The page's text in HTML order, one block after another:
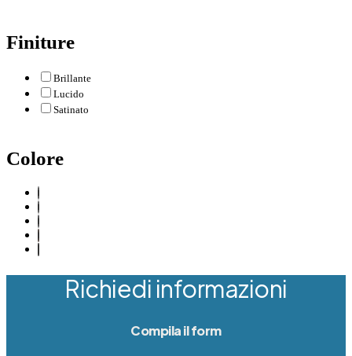
Finiture
Brillante
Lucido
Satinato
Colore
Richiedi informazioni
Compila il form